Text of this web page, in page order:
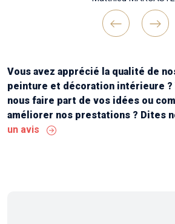
vous voulez des travaux
amont , un chantier bien
réalisation finale !
PreviousNext
Vous avez apprécié la qualité de
peinture et décoration intérieure ?
nous faire part de vos idées ou
améliorer nos prestations ? Dites
un avis